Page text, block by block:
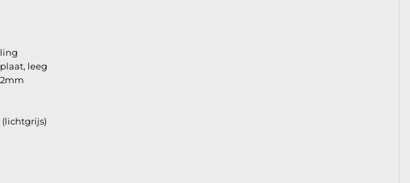
leeg
(lichtgrijs)